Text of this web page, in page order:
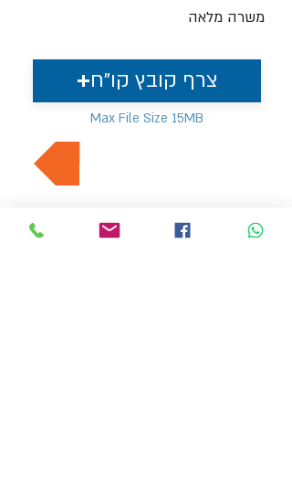
משרה מלאה
צרף קובץ קו"ח
Max File Size 15MB